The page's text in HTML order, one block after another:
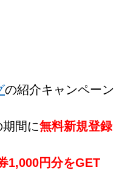
の紹介キャンペーン
間に無料新規登録
1,000円分をGET